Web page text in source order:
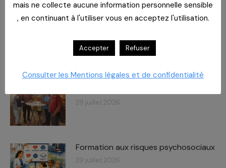
29 juillet 2026
29 juillet 2026
Formation aux risques psychosociaux
29 juillet 2026
mais ne collecte aucune information personnelle sensible
, en continuant à l'utiliser vous en acceptez l'utilisation.
Accepter Refuser
Consulter les Mentions légales et de confidentialité